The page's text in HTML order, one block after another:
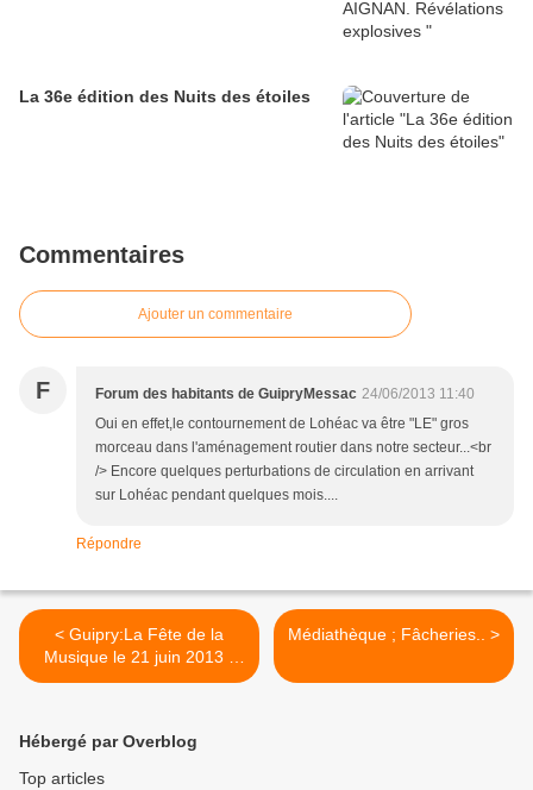
La 36e édition des Nuits des étoiles
Commentaires
Ajouter un commentaire
F Forum des habitants de GuipryMessac 24/06/2013 11:40
Oui en effet,le contournement de Lohéac va être "LE" gros
morceau dans l'aménagement routier dans notre secteur...<br
/> Encore quelques perturbations de circulation en arrivant
sur Lohéac pendant quelques mois....
Répondre
< Guipry:La Fête de la
Musique le 21 juin 2013 -
Place de l'église
Médiathèque ; Fâcheries.. >
Hébergé par Overblog
Top articles